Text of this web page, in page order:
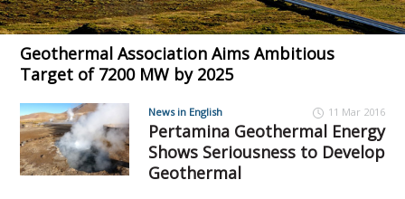
Geothermal Association Aims Ambitious
Target of 7200 MW by 2025
News in English 11 Mar 2016
Pertamina Geothermal Energy
Shows Seriousness to Develop
Geothermal